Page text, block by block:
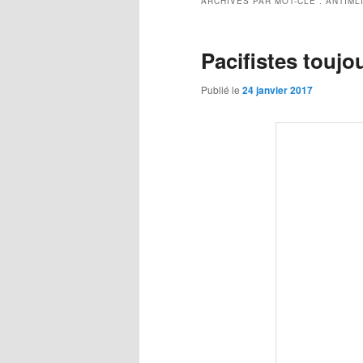
Pacifistes
Publié le 24 janvier 2017